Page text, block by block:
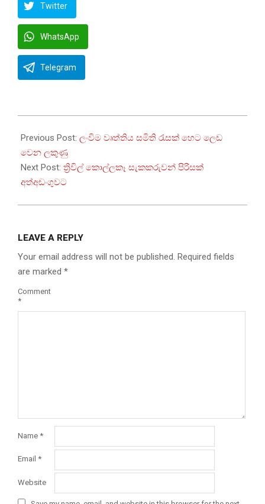
Twitter
WhatsApp
Telegram
07-
22
Previous Post: ලංවිම වෘත්තිය සමිති රැසක් හෙට ලෙඩ
වෙන ලකුණු
Next Post: ත්‍රිවිල් කොල්ලකෑ සැකකරුවන් පිරිසක්
අත්අඩංගුවට
LEAVE A REPLY
Your email address will not be published. Required fields
are marked *
Comment
*
Name *
Email *
Website